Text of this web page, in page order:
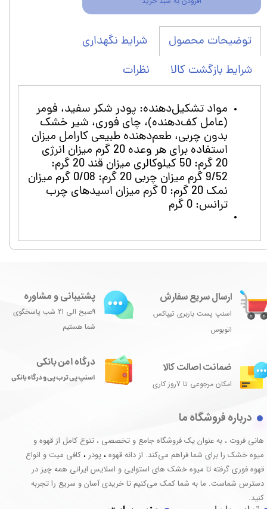
توضیحات محصول
شرایط نگهداری
شرایط بازگشت کالا
نظرات
مواد تشکیل‌دهنده: پودر شکر سفید، فومر
(عامل کف‌دهنده)، چای فوری، شیر خشک
بدون چربی، طعم‌دهنده طبیعی کارامل میزان
استفاده برای هر وعده 20 گرم میزان انرژی
20 گرم: 50 کیلوکالری میزان قند 20 گرم:
9/52 گرم میزان چربی 20 گرم: 0/08 گرم میزان
نمک 20 گرم: 0 گرم میزان اسیدهای چرب
ترانس: 0 گرم
ارسال سریع سفارش
اسنپ پست باربری تیپاکس
اتوبوس
درگاه امن بانکی
اسنپ پی ترب پی و درگاه بانکی
پشتیبانی و مشاوره
9صبح الی 21 شب پاسخگوی
شما هستیم
ضمانت اصالت کالا
امکان مرجوعی تا 7روز کاری
درباره فروشگاه ما
هانی فروت ، به عنوان یک فروشگاه جامع و تخصصی ، تنوع کامل از قهوه و
میوه خشک را برای شما فراهم می‌کند. از دانه قهوه ، پودر ، کافی میت و انواع
قهوه فوری گرفته تا میوه خشک های استوایی و اسلایس ایرانی همه چیز در
دسترس شماست. ما به شما کمک می‌کنیم تا خریدی آسان و سریع را تجربه
کنید.